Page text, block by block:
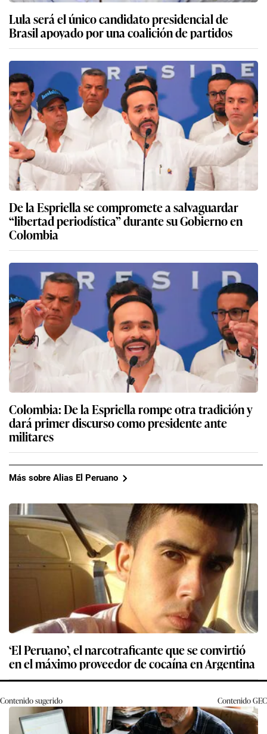
Lula será el único candidato presidencial de
Brasil apoyado por una coalición de partidos
De la Espriella se compromete a salvaguardar
“libertad periodística” durante su Gobierno en
Colombia
Colombia: De la Espriella rompe otra tradición y
dará primer discurso como presidente ante
militares
Más sobre Alias El Peruano
‘El Peruano’, el narcotraficante que se convirtió
en el máximo proveedor de cocaína en Argentina
Contenido sugerido ContenidoGEC